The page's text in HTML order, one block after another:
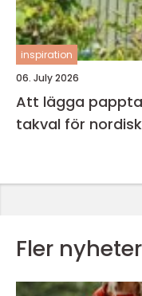
inspiration
06. July 2026
Att lägga
takval för
Fler nyheter